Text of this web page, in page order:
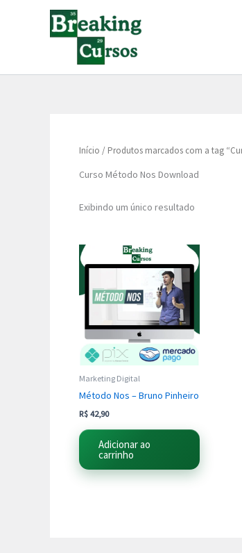
Início / Produtos marcados com a tag
Curso Método Nos Download
Exibindo um único resultado
Marketing Digital
Método Nos – Bruno Pinheiro
R$ 42,90
Adicionar ao
carrinho